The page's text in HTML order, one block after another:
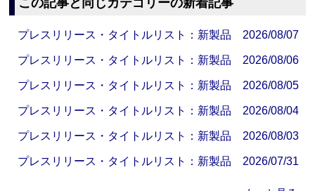
この記事と同じカテゴリーの新着記事
プレスリリース・タイトルリスト：新製品 2026/08/07
プレスリリース・タイトルリスト：新製品 2026/08/06
プレスリリース・タイトルリスト：新製品 2026/08/05
プレスリリース・タイトルリスト：新製品 2026/08/04
プレスリリース・タイトルリスト：新製品 2026/08/03
プレスリリース・タイトルリスト：新製品 2026/07/31